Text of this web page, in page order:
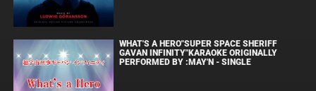
WHAT'S A HERO"SUPER SPACE SHERIFF
GAVAN INFINITY"KARAOKE ORIGINALLY
PERFORMED BY :MAY'N - SINGLE